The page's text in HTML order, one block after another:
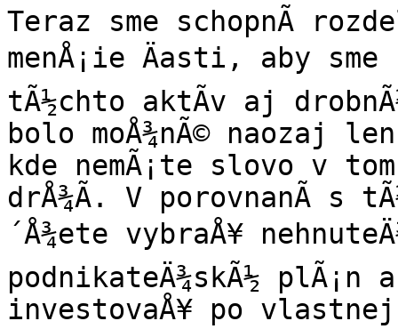
Teraz sme schopnÃ­
menÅ¡ie Äasti, aby
tÃ½chto aktÃ­v aj
bolo moÅ¾nÃ© naozaj
kde nemÃ¡te slovo v
drÅ¾Ã­. V porovnanÃ­ s
´Å¾ete vybraÅ¥
podnikateÄ¾skÃ½ plÃ¡n
investovaÅ¥ po